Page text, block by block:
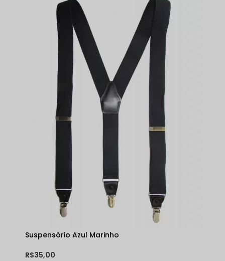
Suspensório Azul Marinho
R$35,00